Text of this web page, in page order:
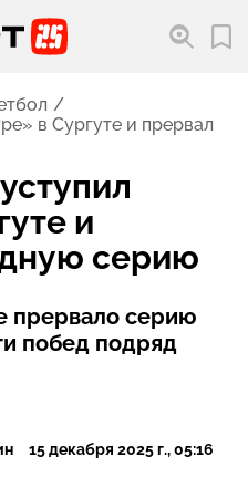
в Сургуте и прервал
и
серию
прервало серию
побед подряд
15 декабря 2025 г., 05:16